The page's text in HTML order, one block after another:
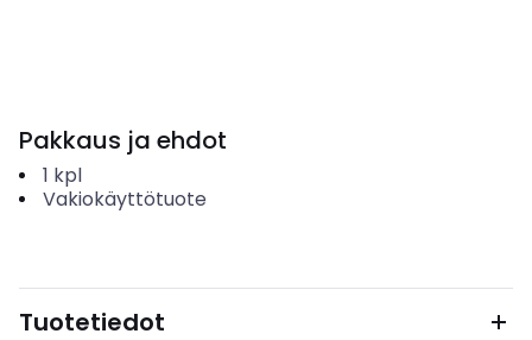
Pakkaus ja ehdot
1 kpl
Vakiokäyttötuote
Tuotetiedot